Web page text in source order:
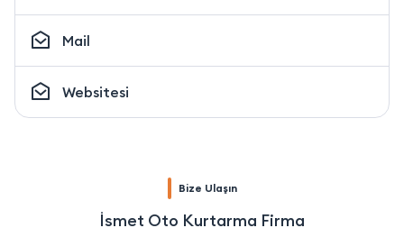
Mail
Websitesi
Bize Ulaşın
İsmet Oto Kurtarma Firma